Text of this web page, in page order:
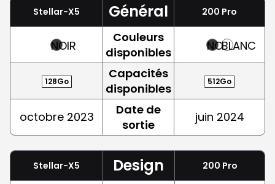
Stellar-X5 Général 200 Pro
NOIR
Couleurs
disponibles
NOIRBLANC
128Go
Capacités
disponibles
512Go
octobre 2023
Date de
sortie
juin 2024
Stellar-X5 Design 200 Pro